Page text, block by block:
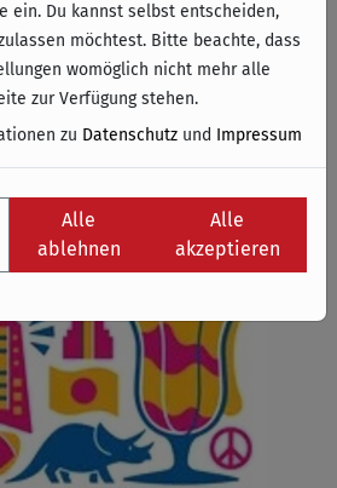
ein. Du kannst selbst entscheiden,
möchtest. Bitte beachte, dass
womöglich nicht mehr alle
zur Verfügung stehen.
zu Datenschutz und Impressum
Alle
ablehnen
Alle
akzeptieren